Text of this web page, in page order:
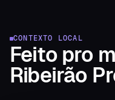
CONTEXTO LOCAL
Feito pro
Ribeirão